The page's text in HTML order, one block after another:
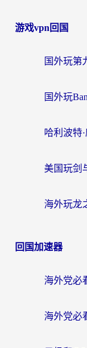
游戏vpn回国
回国加速器